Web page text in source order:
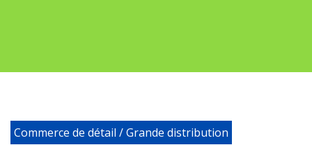
Commerce de détail / Grande distribution